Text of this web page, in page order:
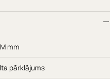
mm
pārklājums